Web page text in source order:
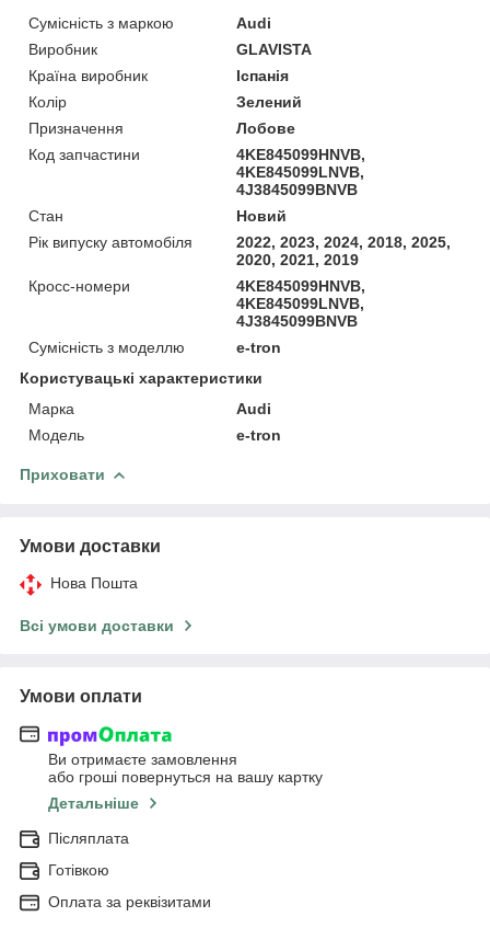
Сумісність з маркою
Audi
Виробник
GLAVISTA
Країна виробник
Іспанія
Колір
Зелений
Призначення
Лобове
Код запчастини
4KE845099HNVB,
4KE845099LNVB,
4J3845099BNVB
Стан
Новий
Рік випуску автомобіля
2022, 2023, 2024, 2018, 2025,
2020, 2021, 2019
Кросс-номери
4KE845099HNVB,
4KE845099LNVB,
4J3845099BNVB
Сумісність з моделлю
e-tron
Користувацькі характеристики
Марка
Audi
Модель
e-tron
Приховати
Умови доставки
Нова Пошта
Всі умови доставки
Умови оплати
Ви отримаєте замовлення
або гроші повернуться на вашу картку
Детальніше
Післяплата
Готівкою
Оплата за реквізитами